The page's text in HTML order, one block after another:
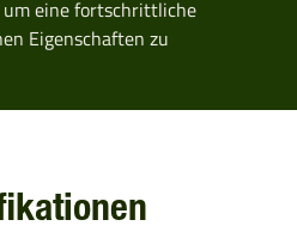
eine fortschrittliche
Eigenschaften zu